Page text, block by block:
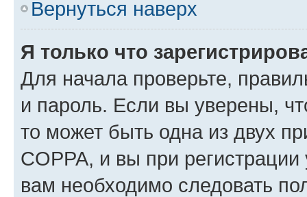
Вернуться наверх
Я только что
Для начала проверьте,
и пароль. Если вы уверены,
то может быть одна из двух
COPPA, и вы при
вам необходимо следовать